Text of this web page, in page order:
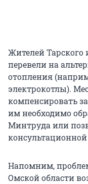
Жителей Тарского
перевели на
отопления
электрокотлы).
компенсировать
им необходимо
Минтруда или
Напомним,
Омской области